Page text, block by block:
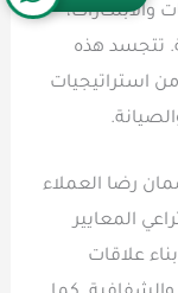
والابتكارات،
تتجسد هذه
استراتيجيات
رضا العملاء
المعايير
علاقات